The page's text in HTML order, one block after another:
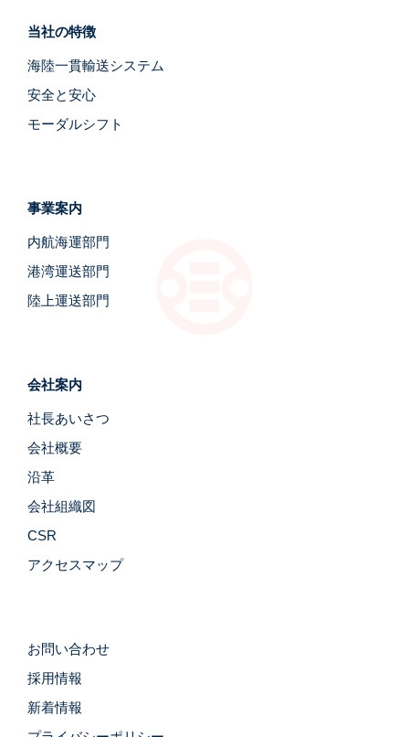
当社の特徴
海陸一貫輸送システム
安全と安心
モーダルシフト
事業案内
内航海運部門
港湾運送部門
陸上運送部門
会社案内
社長あいさつ
会社概要
沿革
会社組織図
CSR
アクセスマップ
お問い合わせ
採用情報
新着情報